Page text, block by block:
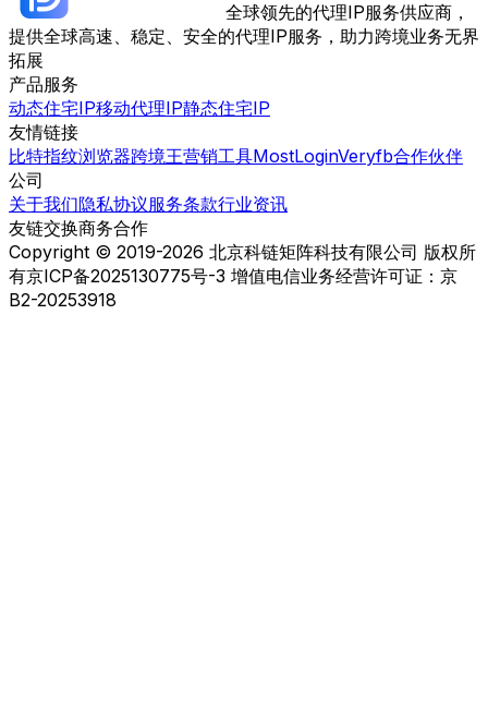
全球领先的代理IP服务供应商，
提供全球高速、稳定、安全的代理IP服务，助力跨境业务无界
拓展
产品服务
动态住宅IP移动代理IP静态住宅IP
友情链接
比特指纹浏览器跨境王营销工具MostLoginVeryfb合作伙伴
公司
关于我们隐私协议服务条款行业资讯
友链交换商务合作
Copyright © 2019-2026 北京科链矩阵科技有限公司 版权所
有京ICP备2025130775号-3 增值电信业务经营许可证：京
B2-20253918